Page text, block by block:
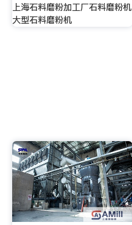
上海石料磨粉加工厂石料磨粉机
大型石料磨粉机